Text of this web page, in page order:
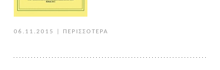
06.11.2015 ΠΕΡΙΣΣΟΤΕΡΑ